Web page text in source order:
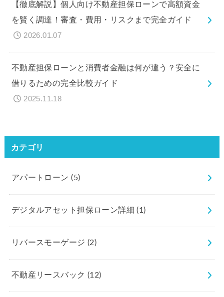
【徹底解説】個人向け不動産担保ローンで高額資金
を賢く調達！審査・費用・リスクまで完全ガイド
2026.01.07
不動産担保ローンと消費者金融は何が違う？安全に
借りるための完全比較ガイド
2025.11.18
カテゴリ
アパートローン(5)
デジタルアセット担保ローン詳細(1)
リバースモーゲージ (2)
不動産リースバック (12)